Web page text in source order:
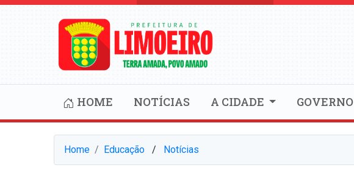
HOME NOTÍCIAS A CIDADE GOVERNO
Home Educação⠀/⠀ Notícias